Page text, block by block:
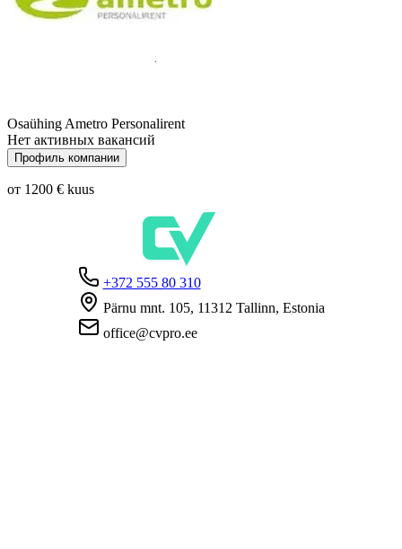
Osaühing Ametro Personalirent
Нет активных вакансий
Профиль компании
от 1200 € kuus
+372 555 80 310
Pärnu mnt. 105, 11312 Tallinn, Estonia
office@cvpro.ee